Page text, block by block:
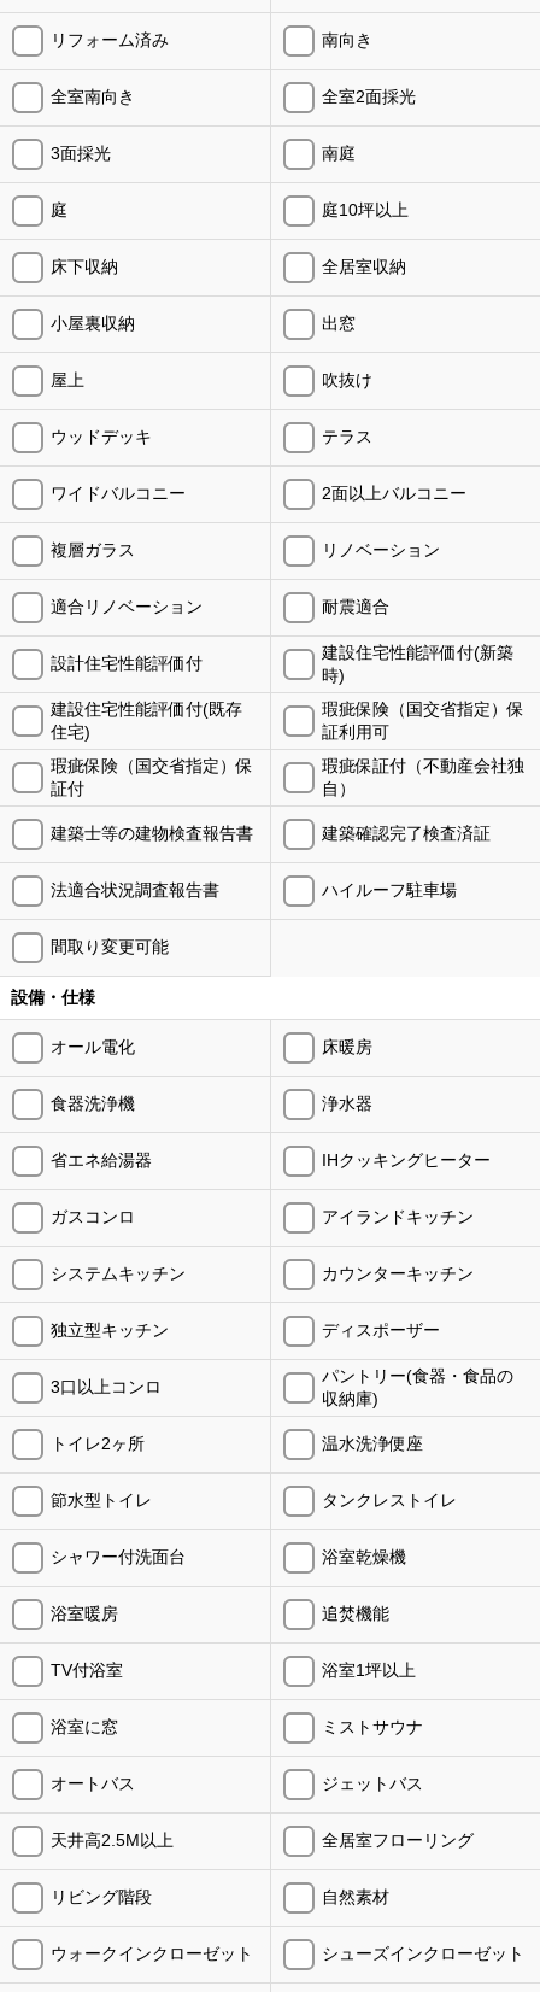
リフォーム済み 南向き
全室南向き 全室2面採光
3面採光 南庭
庭 庭10坪以上
床下収納 全居室収納
小屋裏収納 出窓
屋上 吹抜け
ウッドデッキ テラス
ワイドバルコニー 2面以上バルコニー
複層ガラス リノベーション
適合リノベーション 耐震適合
設計住宅性能評価付
建設住宅性能評価付(新築
時)
建設住宅性能評価付(既存
住宅)
瑕疵保険（国交省指定）保
証利用可
瑕疵保険（国交省指定）保
証付
瑕疵保証付（不動産会社独
自）
建築士等の建物検査報告書 建築確認完了検査済証
法適合状況調査報告書 ハイルーフ駐車場
間取り変更可能
設備・仕様
オール電化 床暖房
食器洗浄機 浄水器
省エネ給湯器 IHクッキングヒーター
ガスコンロ アイランドキッチン
システムキッチン カウンターキッチン
独立型キッチン ディスポーザー
3口以上コンロ
パントリー(食器・食品の
収納庫)
トイレ2ヶ所 温水洗浄便座
節水型トイレ タンクレストイレ
シャワー付洗面台 浴室乾燥機
浴室暖房 追焚機能
TV付浴室 浴室1坪以上
浴室に窓 ミストサウナ
オートバス ジェットバス
天井高2.5M以上 全居室フローリング
リビング階段 自然素材
ウォークインクローゼット シューズインクローゼット